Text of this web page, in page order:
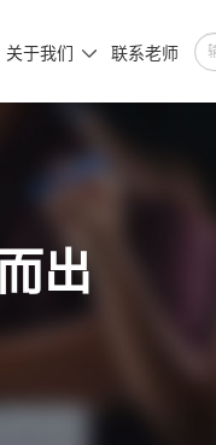
关于我们  联系老师
出